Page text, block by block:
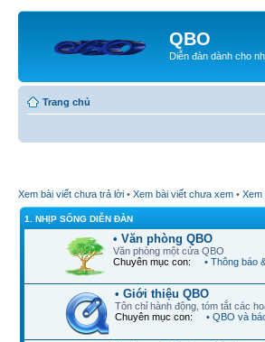
QBO
Diễn đàn dành cho
Trang chủ
Xem bài viết chưa trả lời • Xem bài viết chưa xem • Xem
1. NHỊP SỐNG DIỄN ĐÀN
• Văn phòng QBO
Văn phòng một cửa QBO
Chuyên mục con:
• Thông báo
• Giới thiệu QBO
Tôn chỉ hành động, tóm tắt các
Chuyên mục con:
• QBO và